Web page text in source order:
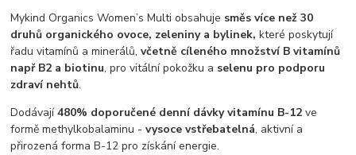
Mykind Organics Women’s Multi obsahuje směs více než 30
druhů organického ovoce, zeleniny a bylinek, které poskytují
řadu vitamínů a minerálů,včetně cíleného množství B vitamínů
např B2 a biotinu, pro vitální pokožku a selenu pro podporu
zdraví nehtů.
Dodávají480% doporučené denní dávky vitamínu B-12 ve
formě methylkobalaminu -vysoce vstřebatelná, aktivní a
přirozená forma B-12 pro získání energie.